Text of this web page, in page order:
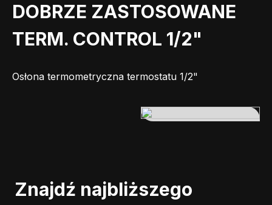
DOBRZE ZASTOSOWANE
TERM. CONTROL 1/2"
Osłona termometryczna termostatu 1/2"
Znajdź najbliższego